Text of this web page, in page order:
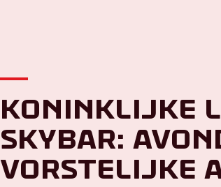
Koninklijke
Skybar:
vorstelijke